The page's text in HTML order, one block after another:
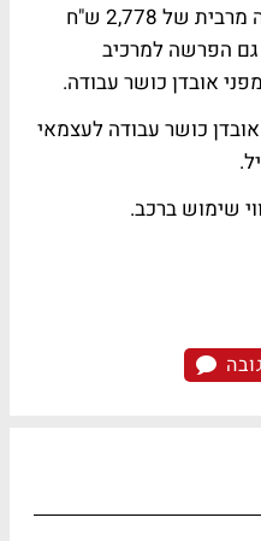
במשק (37,040 ש"ח) => פרמיה מרבית של 2,778 ש"ח
גם הפרשה למרכיב
אובדן כושר עבודה.
כושר עבודה לעצמאי
שימוש ברכב.